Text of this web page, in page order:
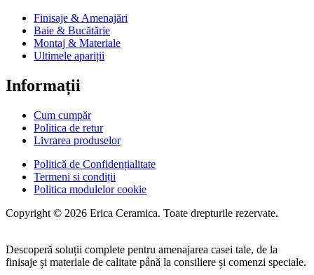
Finisaje & Amenajări
Baie & Bucătărie
Montaj & Materiale
Ultimele apariții
Informații
Cum cumpăr
Politica de retur
Livrarea produselor
Politică de Confidențialitate
Termeni si condiții
Politica modulelor cookie
Copyright © 2026 Erica Ceramica. Toate drepturile rezervate.
Descoperă soluții complete pentru amenajarea casei tale, de la
finisaje și materiale de calitate până la consiliere și comenzi speciale.